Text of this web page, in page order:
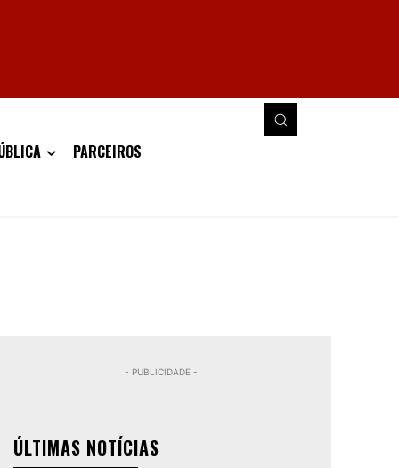
PARCEIROS
- PUBLICIDADE -
ÚLTIMAS NOTÍCIAS